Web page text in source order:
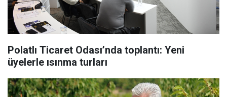
Polatlı Ticaret Odası’nda toplantı: Yeni
üyelerle ısınma turları